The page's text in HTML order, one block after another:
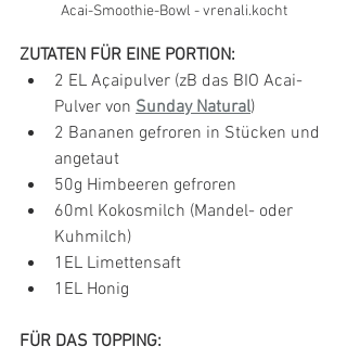
Acai-Smoothie-Bowl - vrenali.kocht
ZUTATEN FÜR EINE PORTION:
2 EL Açaipulver (zB das BIO Acai-
Pulver von Sunday Natural)
2 Bananen gefroren in Stücken und
angetaut
50g Himbeeren gefroren
60ml Kokosmilch (Mandel- oder
Kuhmilch)
1EL Limettensaft
1EL Honig
FÜR DAS TOPPING: